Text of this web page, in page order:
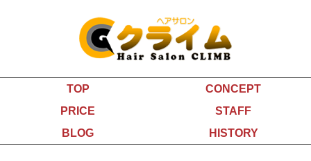
TOP
CONCEPT
PRICE
STAFF
BLOG
HISTORY